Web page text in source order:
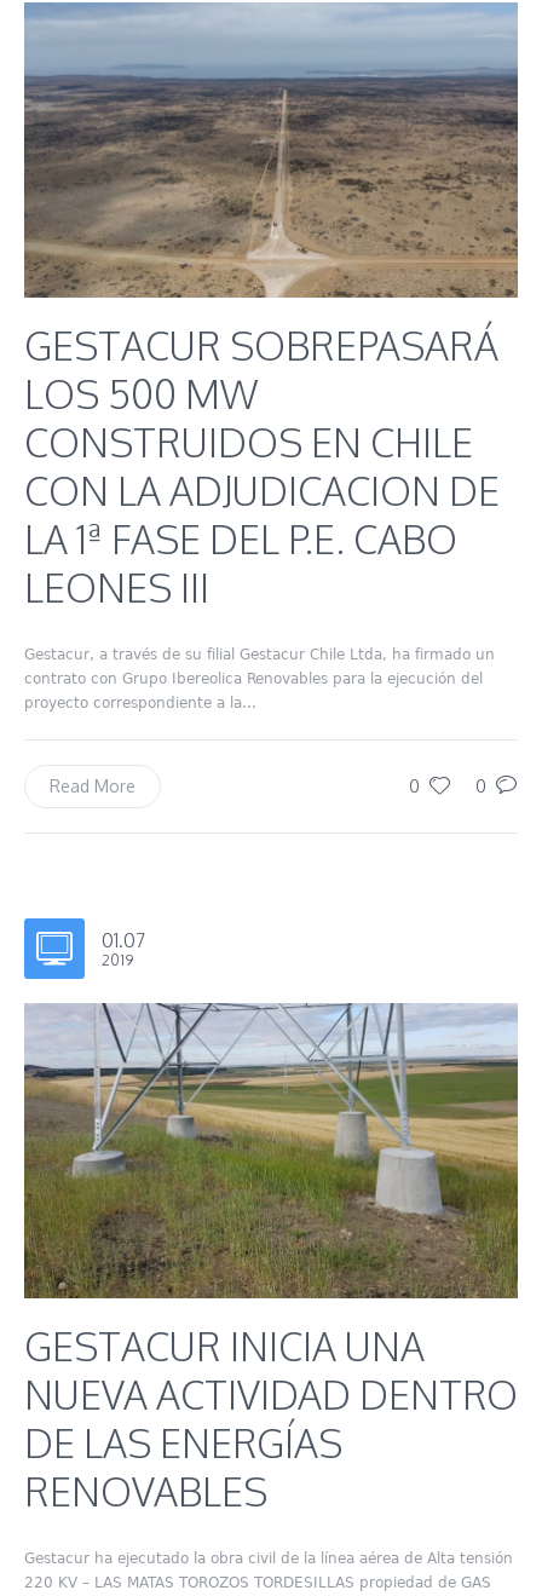
GESTACUR SOBREPASARÁ
LOS 500 MW
CONSTRUIDOS EN CHILE
CON LA ADJUDICACION DE
LA 1ª FASE DEL P.E. CABO
LEONES III
Gestacur, a través de su filial Gestacur Chile Ltda, ha firmado un
contrato con Grupo Ibereolica Renovables para la ejecución del
proyecto correspondiente a la...
0 0
Read More
01.07
2019
GESTACUR INICIA UNA
NUEVA ACTIVIDAD DENTRO
DE LAS ENERGÍAS
RENOVABLES
Gestacur ha ejecutado la obra civil de la línea aérea de Alta tensión
220 KV – LAS MATAS TOROZOS TORDESILLAS propiedad de GAS